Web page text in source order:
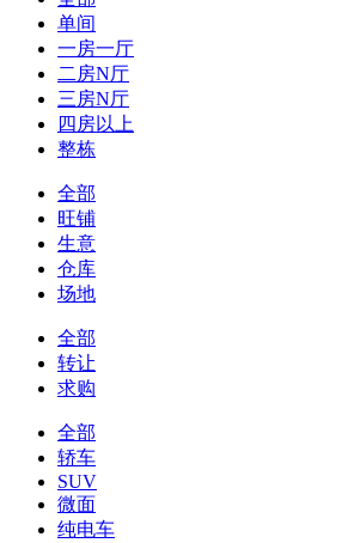
单间
一房一厅
二房N厅
三房N厅
四房以上
整栋
全部
旺铺
生意
仓库
场地
全部
转让
求购
全部
轿车
SUV
微面
纯电车